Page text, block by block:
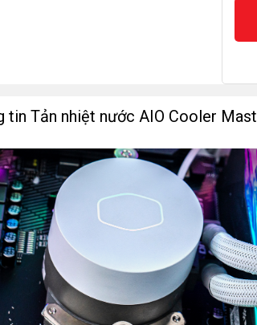
tin Tản nhiệt nước AIO Cooler